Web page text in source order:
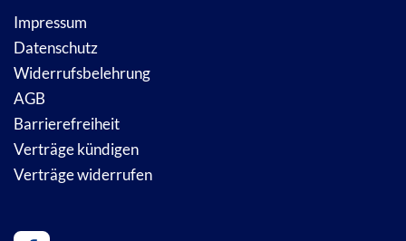
Impressum
Datenschutz
Widerrufsbelehrung
AGB
Barrierefreiheit
Verträge kündigen
Verträge widerrufen